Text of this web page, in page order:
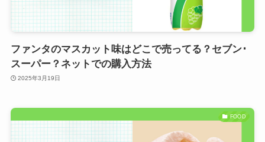
ファンタのマスカット味はどこで売ってる？セブン･
スーパー？ネットでの購入方法
2025年3月19日
FOOD